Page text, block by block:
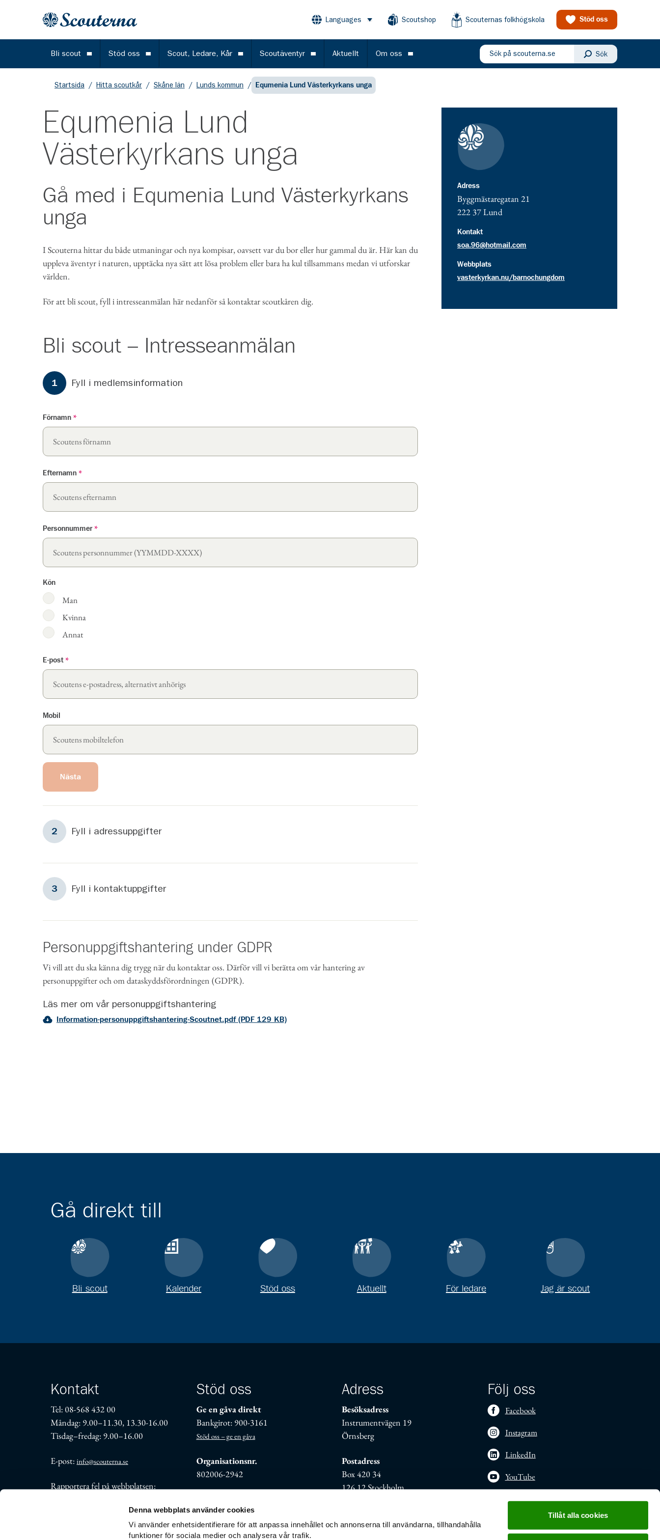
Denna webbplats använder cookies
Vi använder enhetsidentifierare för att anpassa innehållet och annonserna till användarna, tillhandahålla
funktioner för sociala medier och analysera vår trafik.
Tillåt alla cookies
Gå till huvudinnehållet
Languages Öppna menyScoutshop Scouternas folkhögskola Stöd oss
Bli scout Öppna meny
Stöd oss Öppna meny
Scout, Ledare, Kår Öppna meny
Scoutäventyr Öppna meny
Aktuellt Om oss Öppna meny
Sök på scouterna.se Sök
Startsida / Hitta scoutkår / Skåne län / Lunds kommun / Equmenia Lund Västerkyrkans unga
Equmenia Lund
Västerkyrkans unga
Gå med i Equmenia Lund Västerkyrkans
unga
I Scouterna hittar du både utmaningar och nya kompisar, oavsett var du bor eller hur gammal du är. Här kan du
uppleva äventyr i naturen, upptäcka nya sätt att lösa problem eller bara ha kul tillsammans medan vi utforskar
världen.
För att bli scout, fyll i intresseanmälan här nedanför så kontaktar scoutkåren dig.
Bli scout – Intresseanmälan
Formuläret har steg.
1 Steg 1
Fyll i medlemsinformation
Förnamn *
Efternamn *
Personnummer *
Kön
Man
Kvinna
Annat
E-post *
Mobil
Nästa
2 Steg 2
Fyll i adressuppgifter
3 Steg 3
Fyll i kontaktuppgifter
Personuppgiftshantering under GDPR
Vi vill att du ska känna dig trygg när du kontaktar oss. Därför vill vi berätta om vår hantering av
personuppgifter och om dataskyddsförordningen (GDPR).
Läs mer om vår personuppgiftshantering
Information-personuppgiftshantering-Scoutnet.pdf (PDF 129 KB)
Kontaktuppgifter
Adressadress för Equmenia Lund Västerkyrkans unga
Byggmästaregatan 21
222 37Lund
Kontaktkontakt information för Equmenia Lund Västerkyrkans
soa.96@hotmail.com
Webbplats
vasterkyrkan.nu/barnochungdom
Gå direkt till
Bli scout Kalender Stöd oss Aktuellt För ledare Jag är scout
Kontakt
Tel: 08-568 432 00
Måndag: 9.00–11.30, 13.30-16.00
Tisdag–fredag: 9.00–16.00
E-post: info@scouterna.se
Rapportera fel på webbplatsen:
Stöd oss
Ge en gåva direkt
Bankgirot: 900-3161
Stöd oss – ge en gåva
Organisationsnr.
802006-2942
Adress
Besöksadress
Instrumentvägen 19
Örnsberg
Postadress
Box 420 34
126 12 Stockholm
Följ oss
Facebook
Instagram
LinkedIn
YouTube